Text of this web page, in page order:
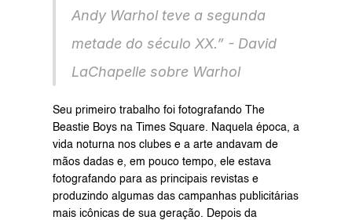
Andy Warhol teve a segunda
metade do século XX.” - David
LaChapelle sobre Warhol
Seu primeiro trabalho foi fotografando The
Beastie Boys na Times Square. Naquela época, a
vida noturna nos clubes e a arte andavam de
mãos dadas e, em pouco tempo, ele estava
fotografando para as principais revistas e
produzindo algumas das campanhas publicitárias
mais icônicas de sua geração. Depois da